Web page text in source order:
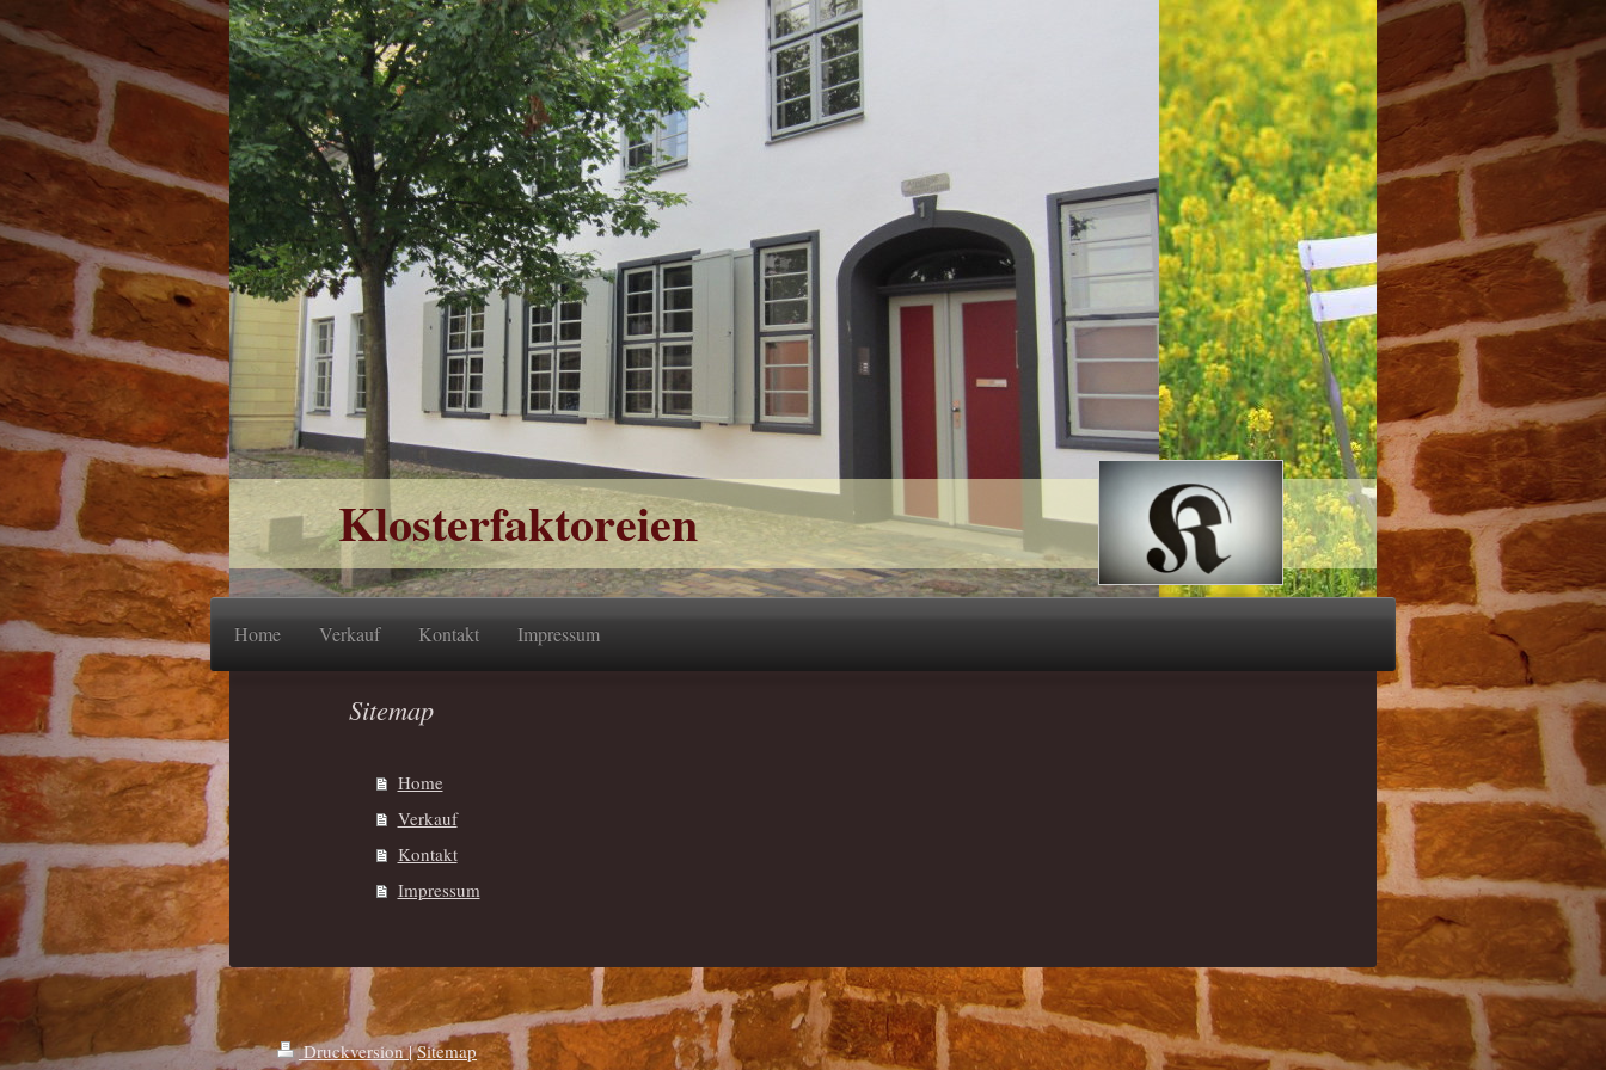
Klosterfaktoreien
Home Verkauf Kontakt Impressum
Sitemap
Home
Verkauf
Kontakt
Impressum
Druckversion| Sitemap